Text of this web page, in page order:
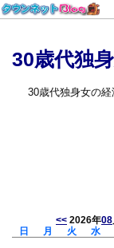
30歳代独
30歳代独身女の経
<< 2026年08
日
月 火 水